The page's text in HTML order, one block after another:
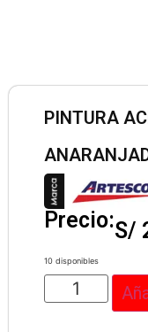
PINTURA
Precio:S/
10 disponibles